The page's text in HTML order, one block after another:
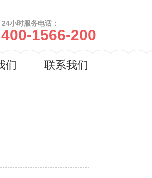
24小时服务电话：
400-1566-200
们 联系我们